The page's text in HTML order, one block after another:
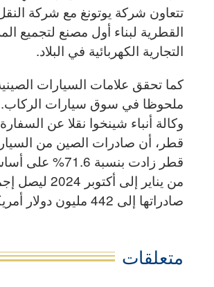
تتعاون شركة يوتونغ مع شركة
القطرية لبناء أول مصنع لتجميع
التجارية الكهربائية في البلاد.
كما تحقق علامات السيارات
ملحوظا في سوق سيارات الركاب.
وكالة أنباء شينخوا نقلا عن
قطر، أن صادرات الصين من
قطر زادت بنسبة
من يناير إلى
صادراتها إلى 442 مليون دولار أمريكي.
متعلقات